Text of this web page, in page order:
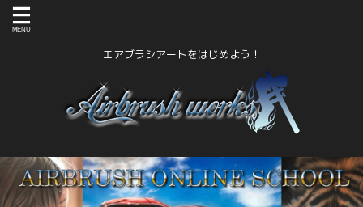
エアブラシアートをはじめよう！